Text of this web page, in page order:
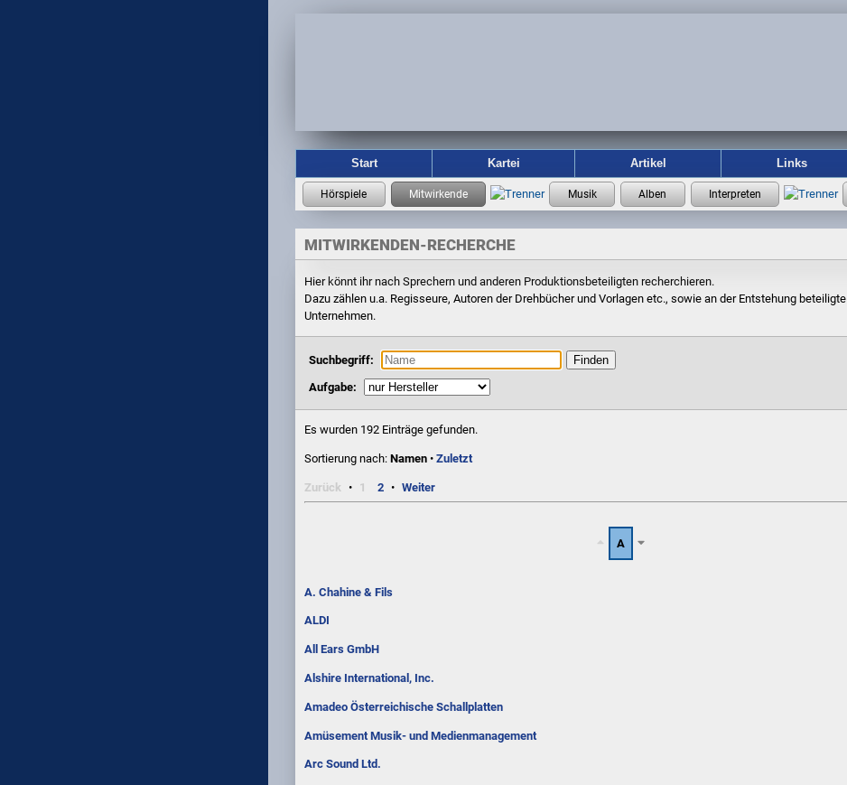
Start Kartei Artikel Links
MITWIRKENDEN-RECHERCHE
Hier könnt ihr nach Sprechern und anderen Produktionsbeteiligten recherchieren.
Dazu zählen u.a. Regisseure, Autoren der Drehbücher und Vorlagen etc., sowie an der Entstehung beteiligte
Unternehmen.
Suchbegriff:
Aufgabe:
Es wurden 192 Einträge gefunden.
Sortierung nach: Namen • Zuletzt
Zurück 1 2 Weiter
A
A. Chahine & Fils
ALDI
All Ears GmbH
Alshire International, Inc.
Amadeo Österreichische Schallplatten
Amüsement Musik- und Medienmanagement
Arc Sound Ltd.